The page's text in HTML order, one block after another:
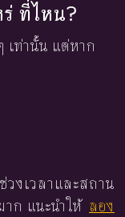
ที่ไหน?
เท่านั้น แต่หาก
วงเวลาและสถาน
ก แนะนำให้ ลอง